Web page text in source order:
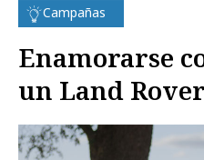
Campañas
Enamorarse
un Land